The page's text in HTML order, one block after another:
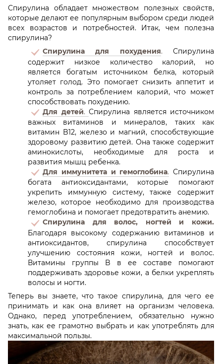
Спирулина обладает множеством полезных свойств,
которые делают ее популярным выбором среди людей
всех возрастов и потребностей. Итак, чем полезна
спирулина?
Спирулина для похудения.Спирулина
содержит низкое количество калорий, но
является богатым источником белка, который
утоляет голод. Это помогает снизить аппетит и
контроль за потреблением калорий, что может
способствовать похудению.
Для детей. Спирулина является источником
важных витаминов и минералов, таких как
витамин B12, железо и магний, способствующие
здоровому развитию детей. Она также содержит
аминокислоты, необходимые для роста и
развития мышц ребенка.
Для иммунитета и гемоглобина. Спирулина
богата антиоксидантами, которые помогают
укрепить иммунную систему, также содержит
железо, которое необходимо для производства
гемоглобина и помогает предотвратить анемию.
Спирулина для волос, ногтей и кожи.
Благодаря высокому содержанию витаминов и
антиоксидантов, спирулина способствует
улучшению состояния кожи, ногтей и волос.
Витамины группы B в ее составе помогают
поддерживать здоровье кожи, а белки укреплять
волосы и ногти.
Теперь вы знаете, что такое спирулина, для чего ее
принимать и как она влияет на организм человека.
Однако, перед употреблением, обязательно нужно
знать, как ее грамотно выбрать и как употреблять для
максимальной пользы.